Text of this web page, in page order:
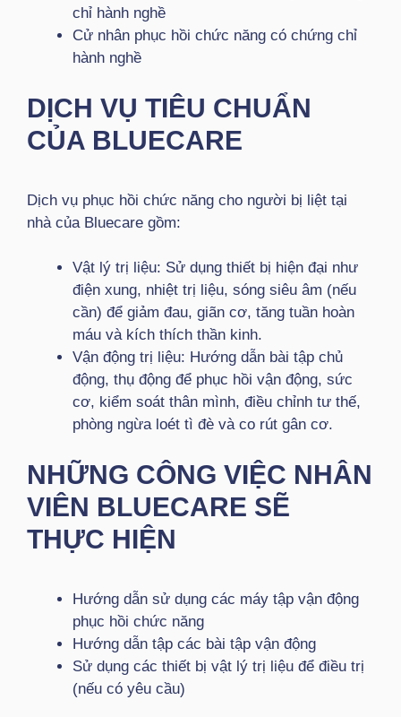
chỉ hành nghề
Cử nhân phục hồi chức năng có chứng chỉ
hành nghề
DỊCH VỤ TIÊU CHUẨN
CỦA BLUECARE
Dịch vụ phục hồi chức năng cho người bị liệt tại
nhà của Bluecare gồm:
Vật lý trị liệu: Sử dụng thiết bị hiện đại như
điện xung, nhiệt trị liệu, sóng siêu âm (nếu
cần) để giảm đau, giãn cơ, tăng tuần hoàn
máu và kích thích thần kinh.
Vận động trị liệu: Hướng dẫn bài tập chủ
động, thụ động để phục hồi vận động, sức
cơ, kiểm soát thân mình, điều chỉnh tư thế,
phòng ngừa loét tì đè và co rút gân cơ.
NHỮNG CÔNG VIỆC NHÂN
VIÊN BLUECARE SẼ
THỰC HIỆN
Hướng dẫn sử dụng các máy tập vận động
phục hồi chức năng
Hướng dẫn tập các bài tập vận động
Sử dụng các thiết bị vật lý trị liệu để điều trị
(nếu có yêu cầu)